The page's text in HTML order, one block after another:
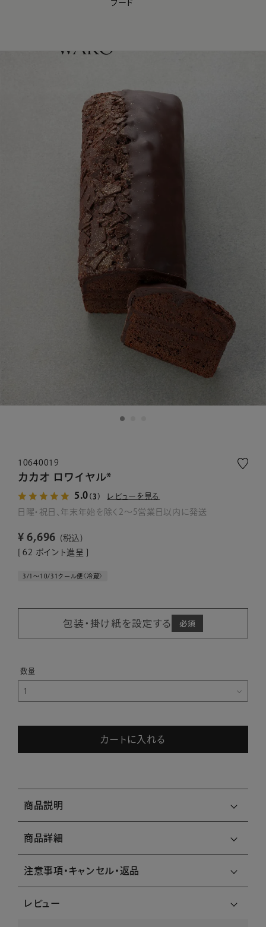
【会員様限定】夏のプレゼントキャンペーン開催中
フード
10640019
カカオ ロワイヤル*
5.0 （3） レビューを見る
日曜・祝日、年末年始を除く2～5営業日以内に発送
¥ 6,696
税込
62 ポイント進呈 ]
3/1～10/31クール便〈冷蔵〉
包装・掛け紙を設定する
カートに入れる
商品説明
商品詳細
注意事項・キャンセル・返品
レビュー